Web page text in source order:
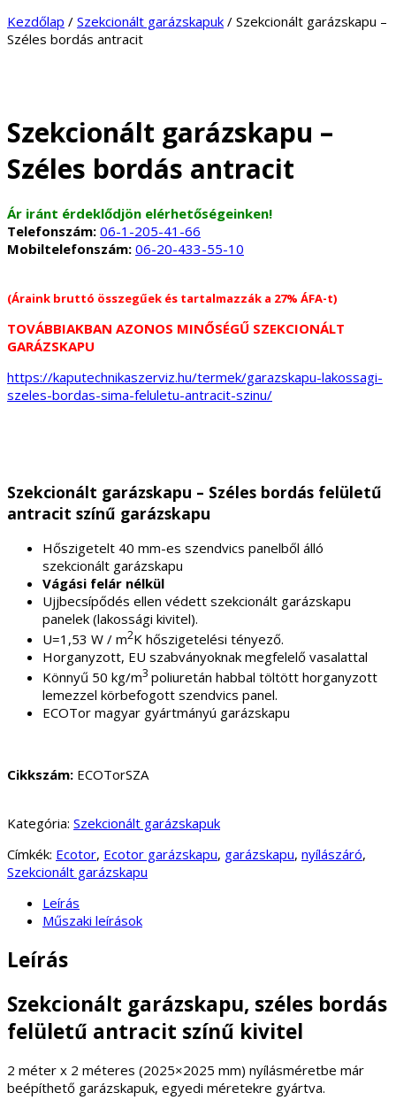
Kezdőlap / Szekcionált garázskapuk / Szekcionált garázskapu –
Széles bordás antracit
Szekcionált garázskapu –
Széles bordás antracit
Ár iránt érdeklődjön elérhetőségeinken!
Telefonszám: 06-1-205-41-66
Mobiltelefonszám: 06-20-433-55-10
(Áraink bruttó összegűek és tartalmazzák a 27% ÁFA-t)
TOVÁBBIAKBAN AZONOS MINŐSÉGŰ SZEKCIONÁLT
GARÁZSKAPU
https://kaputechnikaszerviz.hu/termek/garazskapu-lakossagi-
szeles-bordas-sima-feluletu-antracit-szinu/
Szekcionált garázskapu – Széles bordás felületű
antracit színű garázskapu
Hőszigetelt 40 mm-es szendvics panelből álló
szekcionált garázskapu
Vágási felár nélkül
Ujjbecsípődés ellen védett szekcionált garázskapu
panelek (lakossági kivitel).
U=1,53 W / m2K hőszigetelési tényező.
Horganyzott, EU szabványoknak megfelelő vasalattal
Könnyű 50 kg/m3 poliuretán habbal töltött horganyzott
lemezzel körbefogott szendvics panel.
ECOTor magyar gyártmányú garázskapu
Cikkszám: ECOTorSZA
Kategória: Szekcionált garázskapuk
Címkék: Ecotor, Ecotor garázskapu, garázskapu, nyílászáró,
Szekcionált garázskapu
Leírás
Műszaki leírások
Leírás
Szekcionált garázskapu, széles bordás
felületű antracit színű kivitel
2 méter x 2 méteres (2025×2025 mm) nyílásméretbe már
beépíthető garázskapuk, egyedi méretekre gyártva.